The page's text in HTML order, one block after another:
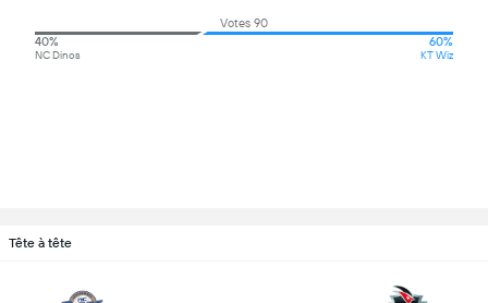
Votes 90
40%
NC Dinos
60%
KT Wiz
Tête à tête